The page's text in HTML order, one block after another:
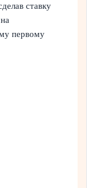
ставку
первому